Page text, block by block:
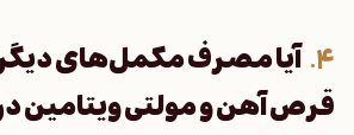
آیا مصرف مکمل‌های
قرص آهن و مولتی ویتامین